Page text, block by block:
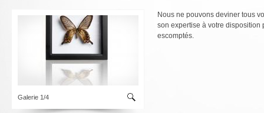
Galerie 1/4
Nous ne pouvons deviner tous
son expertise à votre disposition
escomptés.